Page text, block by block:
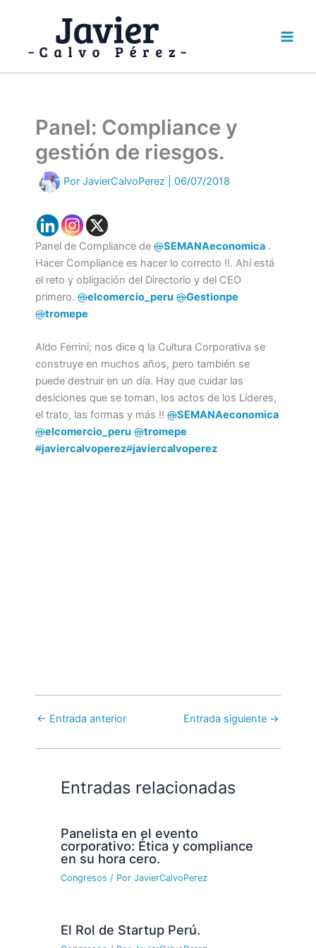
Panel: Compliance y
gestión de riesgos.
Por JavierCalvoPerez 06/07/2018
Panel de Compliance de @SEMANAeconomica .
Hacer Compliance es hacer lo correcto !!. Ahí está
el reto y obligación del Directorio y del CEO
primero. @elcomercio_peru @Gestionpe
@tromepe
Aldo Ferrini; nos dice q la Cultura Corporativa se
construye en muchos años, pero también se
puede destruir en un día. Hay que cuidar las
desiciones que se toman, los actos de los Líderes,
el trato, las formas y más !! @SEMANAeconomica
@elcomercio_peru @tromepe
#javiercalvoperez#javiercalvoperez
← Entrada anterior Entrada siguiente →
Entradas relacionadas
Panelista en el evento
corporativo: Ética y compliance
en su hora cero.
Congresos / PorJavierCalvoPerez
El Rol de Startup Perú.